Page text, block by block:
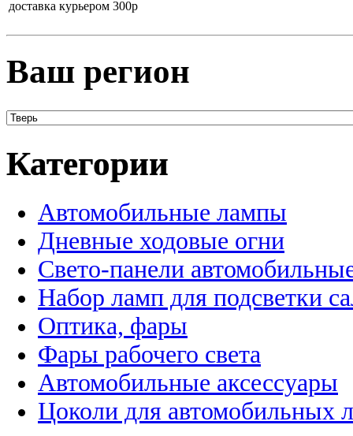
доставка курьером 300р
Ваш регион
Категории
Автомобильные лампы
Дневные ходовые огни
Свето-панели
Набор ламп для подсветки
Оптика, фары
Фары рабочего света
Автомобильные аксессуары
Цоколи для автомобильных